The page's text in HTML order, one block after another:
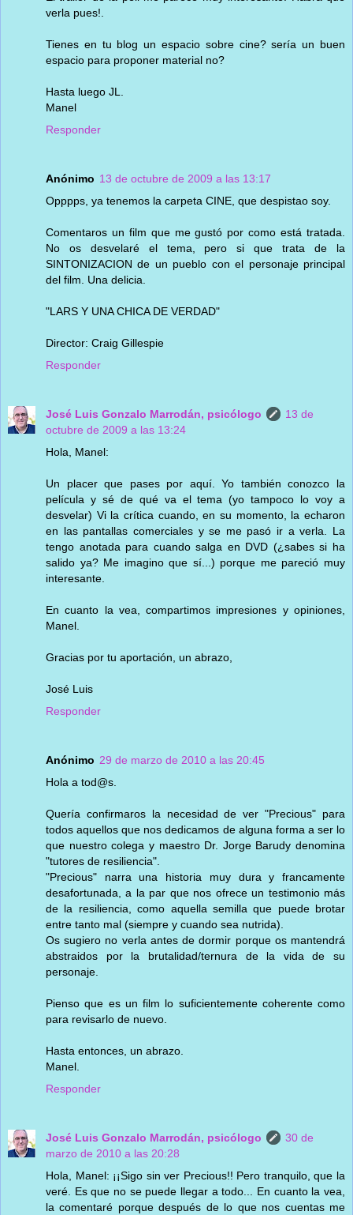
verla pues!.
Tienes en tu blog un espacio sobre cine? sería un buen
espacio para proponer material no?
Hasta luego JL.
Manel
Responder
Anónimo 13 de octubre de 2009 a las 13:17
Opppps, ya tenemos la carpeta CINE, que despistao soy.
Comentaros un film que me gustó por como está tratada.
No os desvelaré el tema, pero si que trata de la
SINTONIZACION de un pueblo con el personaje principal
del film. Una delicia.
"LARS Y UNA CHICA DE VERDAD"
Director: Craig Gillespie
Responder
José Luis Gonzalo Marrodán, psicólogo
13 de
octubre de 2009 a las 13:24
Hola, Manel:
Un placer que pases por aquí. Yo también conozco la
película y sé de qué va el tema (yo tampoco lo voy a
desvelar) Vi la crítica cuando, en su momento, la echaron
en las pantallas comerciales y se me pasó ir a verla. La
tengo anotada para cuando salga en DVD (¿sabes si ha
salido ya? Me imagino que sí...) porque me pareció muy
interesante.
En cuanto la vea, compartimos impresiones y opiniones,
Manel.
Gracias por tu aportación, un abrazo,
José Luis
Responder
Anónimo 29 de marzo de 2010 a las 20:45
Hola a tod@s.
Quería confirmaros la necesidad de ver "Precious" para
todos aquellos que nos dedicamos de alguna forma a ser lo
que nuestro colega y maestro Dr. Jorge Barudy denomina
"tutores de resiliencia".
"Precious" narra una historia muy dura y francamente
desafortunada, a la par que nos ofrece un testimonio más
de la resiliencia, como aquella semilla que puede brotar
entre tanto mal (siempre y cuando sea nutrida).
Os sugiero no verla antes de dormir porque os mantendrá
abstraidos por la brutalidad/ternura de la vida de su
personaje.
Pienso que es un film lo suficientemente coherente como
para revisarlo de nuevo.
Hasta entonces, un abrazo.
Manel.
Responder
José Luis Gonzalo Marrodán, psicólogo
30 de
marzo de 2010 a las 20:28
Hola, Manel: ¡¡Sigo sin ver Precious!! Pero tranquilo, que la
veré. Es que no se puede llegar a todo... En cuanto la vea,
la comentaré porque después de lo que nos cuentas me